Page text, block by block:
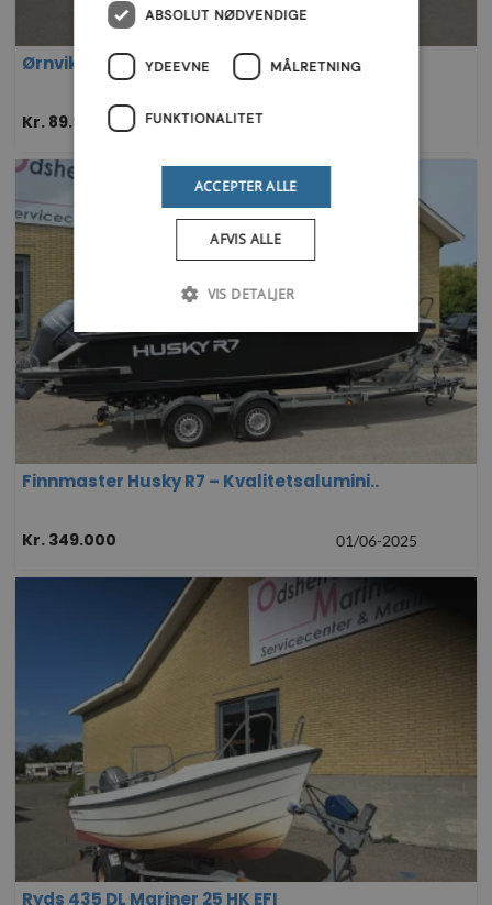
Ørnvik 470 med 50 hk Mercury – Som ny!
Kr. 89.900
Finnmaster Husky R7 – Kvalitetsalumini..
Kr. 349.000 01/06-2025
Ryds 435 DL Mariner 25 HK EFI
ABSOLUT NØDVENDIGE
YDEEVNE MÅLRETNING
FUNKTIONALITET
ACCEPTER ALLE
AFVIS ALLE
VIS DETALJER